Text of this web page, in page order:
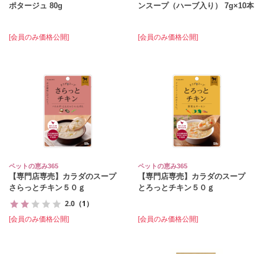
ポタージュ 80g
[会員のみ価格公開]
ンスープ（ハーブ入り） 7g×10本
[会員のみ価格公開]
ペットの恵み365
【専門店専売】カラダのスープ
さらっとチキン５０ｇ
2.0 （1）
[会員のみ価格公開]
ペットの恵み365
【専門店専売】カラダのスープ
とろっとチキン５０ｇ
[会員のみ価格公開]